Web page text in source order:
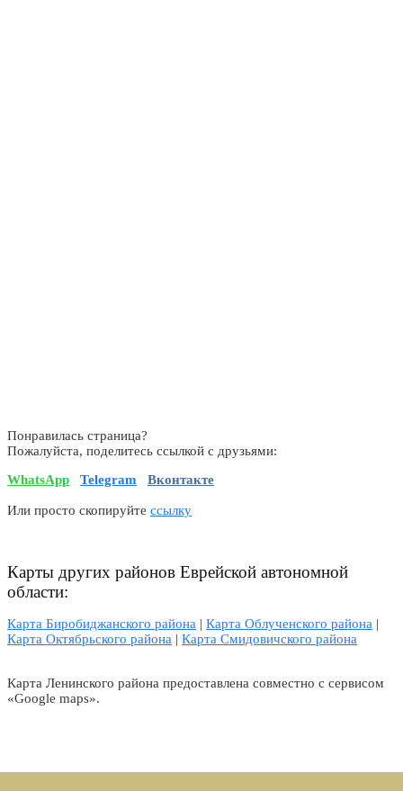
Понравилась страница?
Пожалуйста, поделитесь ссылкой с друзьями:
WhatsApp
Telegram Вконтакте
Или просто скопируйте ссылку
Карты других районов Еврейской автономной
области:
Карта Биробиджанского района | Карта Облученского района |
Карта Октябрьского района | Карта Смидовичского района
Карта Ленинского района предоставлена совместно с сервисом
«Google maps».